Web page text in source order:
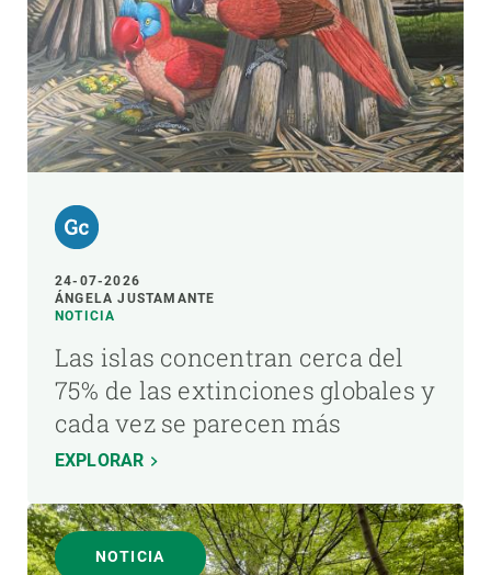
24-07-2026
ÁNGELA JUSTAMANTE
NOTICIA
Las islas concentran cerca del
75% de las extinciones globales y
cada vez se parecen más
EXPLORAR
NOTICIA